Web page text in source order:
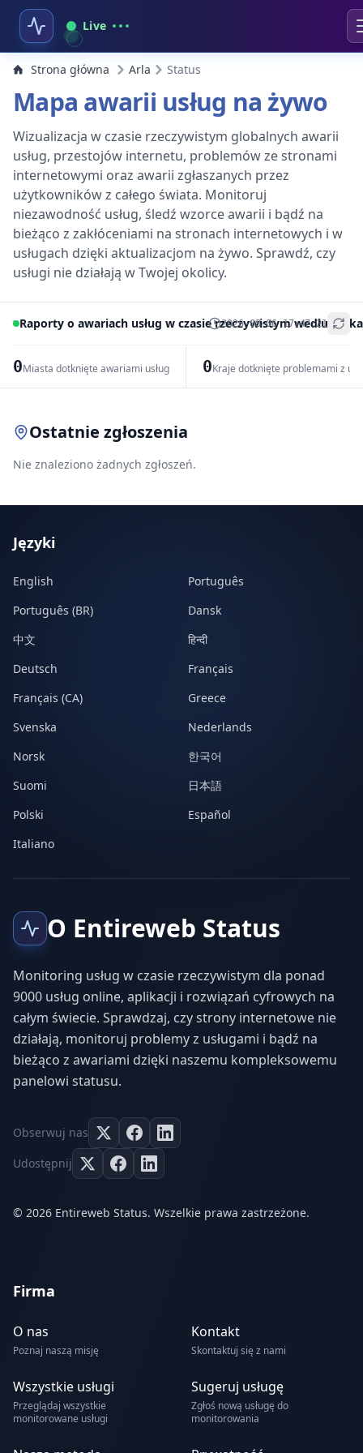
Live
Strona główna Arla Status
Mapa awarii usług na żywo
Wizualizacja w czasie rzeczywistym globalnych awarii
usług, przestojów internetu, problemów ze stronami
internetowymi oraz awarii zgłaszanych przez
użytkowników z całego świata. Monitoruj
niezawodność usług, śledź wzorce awarii i bądź na
bieżąco z zakłóceniami na stronach internetowych i w
usługach dzięki aktualizacjom na żywo. Sprawdź, czy
usługi nie działają w Twojej okolicy.
Raporty o awariach usług w czasie rzeczywistym według
2026-08-06 17:47:21
0Miasta dotknięte awariami usług 0Kraje dotknięte problemami z
+
Ostatnie zgłoszenia
Nie znaleziono żadnych zgłoszeń.
Języki
English
Português
Português (BR)
Dansk
中文
हिन्दी
Deutsch
Français
Français (CA)
Greece
Svenska
Nederlands
Norsk
한국어
Suomi
日本語
Polski
Español
Italiano
O Entireweb Status
Monitoring usług w czasie rzeczywistym dla ponad
9000 usług online, aplikacji i rozwiązań cyfrowych na
całym świecie. Sprawdzaj, czy strony internetowe nie
działają, monitoruj problemy z usługami i bądź na
bieżąco z awariami dzięki naszemu kompleksowemu
panelowi statusu.
Obserwuj nas
Udostępnij
© 2026 Entireweb Status. Wszelkie prawa zastrzeżone.
Firma
O nas
Poznaj naszą misję
Kontakt
Skontaktuj się z nami
Wszystkie usługi
Przeglądaj wszystkie
monitorowane usługi
Sugeruj usługę
Zgłoś nową usługę do
monitorowania